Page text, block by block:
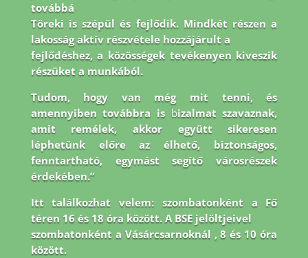
továbbá
Töreki is szépül és fejlődik. Mindkét részen a
lakosság aktív részvétele hozzájárult a
fejlődéshez, a közösségek tevékenyen kiveszik
részüket a munkából.
Tudom, hogy van még mit tenni, és
amennyiben továbbra is bizalmat szavaznak,
amit remélek, akkor együttsikeresen
léphetünk előre az élhető, biztonságos,
fenntartható, egymást segítő városrészek
érdekében.”
Itt találkozhat velem: szombatonként a Fő
téren 16 és 18 óra között. A BSE jelöltjeivel
szombatonként a Vásárcsarnoknál , 8 és 10 óra
között.